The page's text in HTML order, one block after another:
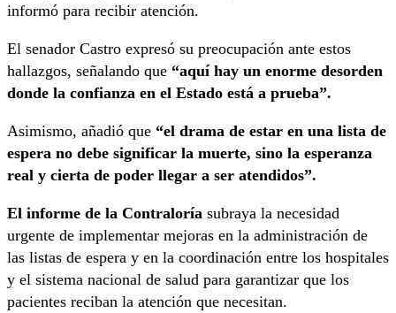
informó para recibir atención.
El senador Castro expresó su preocupación ante estos
hallazgos, señalando que “aquí hay un enorme desorden
donde la confianza en el Estado está a prueba”.
Asimismo, añadió que “el drama de estar en una lista de
espera no debe significar la muerte, sino la esperanza
real y cierta de poder llegar a ser atendidos”.
El informe de la Contraloría subraya la necesidad
urgente de implementar mejoras en la administración de
las listas de espera y en la coordinación entre los hospitales
y el sistema nacional de salud para garantizar que los
pacientes reciban la atención que necesitan.